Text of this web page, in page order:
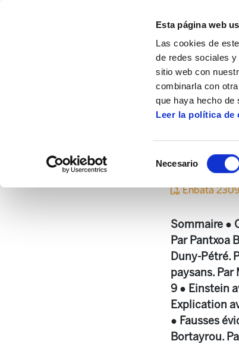
Esta página web
Las cookies de
de redes sociales
sitio web con
combinarla con
que haya hecho de
Leer la política de
Necesario
Centro de documentación
Enbata
Sommaire ●
Par Pantxoa
Duny-Pétré.
paysans. Par
9 ● Einstein
Explication
● Fausses
Bortayrou.